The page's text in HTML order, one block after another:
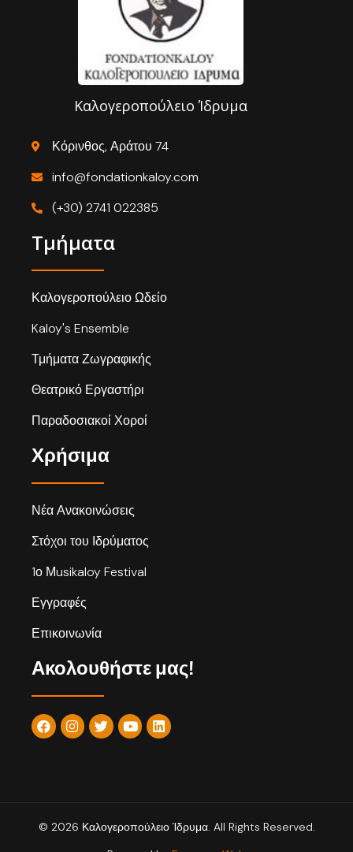
Καλογεροπούλειο Ίδρυμα
Κόρινθος, Αράτου 74
info@fondationkaloy.com
(+30) 2741 022385
Τμήματα
Καλογεροπούλειο Ωδείο
Kaloy's Ensemble
Τμήματα Ζωγραφικής
Θεατρικό Εργαστήρι
Παραδοσιακοί Χοροί
Χρήσιμα
Νέα Ανακοινώσεις
Στόχοι του Ιδρύματος
1ο Μusikaloy Festival
Εγγραφές
Επικοινωνία
Ακολουθήστε μας!
© 2026 Καλογεροπούλειο Ίδρυμα. All Rights Reserved.